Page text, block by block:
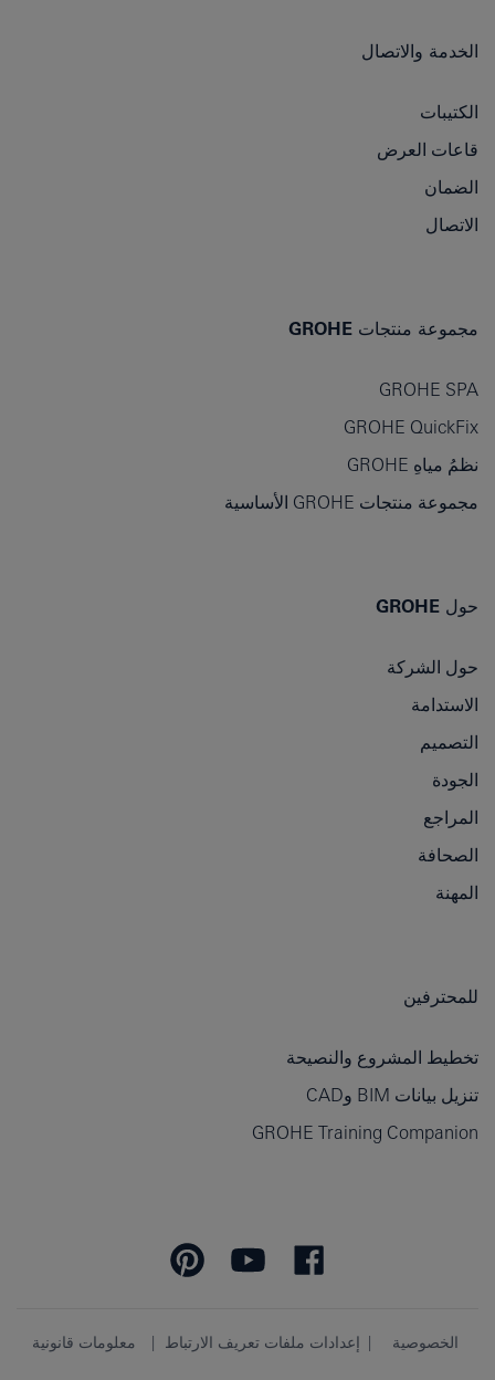
الخدمة والاتصال
الكتيبات
قاعات العرض
الضمان
الاتصال
مجموعة منتجات GROHE
GROHE SPA
GROHE QuickFix
نظمُ مياهِ GROHE
مجموعة منتجات GROHE الأساسية
حول GROHE
حول الشركة
الاستدامة
التصميم
الجودة
المراجع
الصحافة
المهنة
للمحترفين
تخطيط المشروع والنصيحة
تنزيل بيانات BIM وCAD
GROHE Training Companion
الخصوصية إعدادات ملفات تعريف الارتباط معلومات قانونية